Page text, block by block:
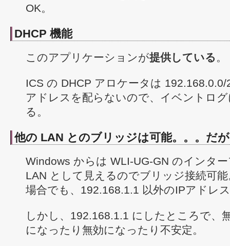
OK。
DHCP 機能
このアプリケーションが提供している 。
ICS の DHCP アロケータは
アドレスを配らないので、イベントロ
る。
他の LAN とのブリッジは可能。。。だ
Windows からは WLI-UG-GN のインタ
LAN として見えるのでブリッジ接続可
場合でも、192.168.1.1 以外のIPアドレ
しかし、192.168.1.1 にしたところで、
になったり無効になったり不安定。